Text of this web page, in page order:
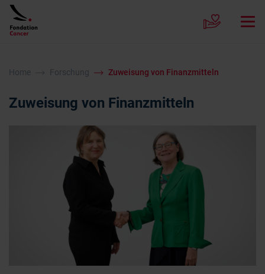
Home Forschung Zuweisung von Finanzmitteln
Zuweisung von Finanzmitteln